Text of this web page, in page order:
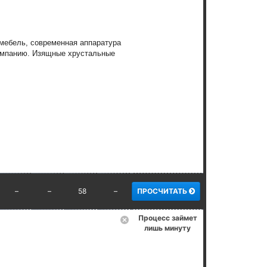
современная аппаратура
Изящные хрустальные
– – 58 – ПРОСЧИТАТЬ
Процесс займет
лишь минуту